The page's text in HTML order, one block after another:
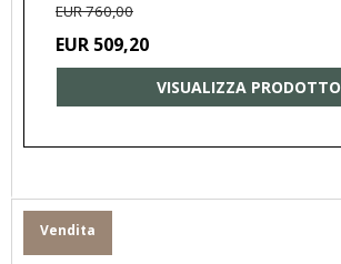
EUR 760,00
EUR 509,20
VISUALIZZA PRODOTTO
Vendita